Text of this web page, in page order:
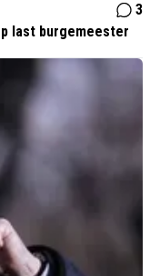
3
last burgemeester